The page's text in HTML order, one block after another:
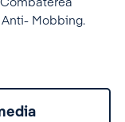
Mobbing.